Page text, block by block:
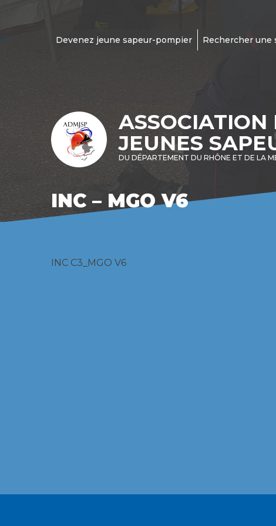
Devenez jeune sapeur-pompier Rechercher une
ASSOCIATION
JEUNES
DU DÉPARTEMENT DU RHÔNE ET DE LA
INC – MGO V6
INC C3_MGO V6